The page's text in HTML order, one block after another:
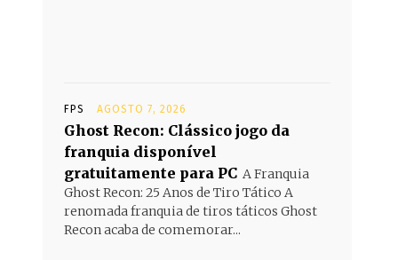
FPS AGOSTO 7, 2026
Ghost Recon: Clássico jogo da
franquia disponível
gratuitamente para PC A Franquia
Ghost Recon: 25 Anos de Tiro Tático A
renomada franquia de tiros táticos Ghost
Recon acaba de comemorar...